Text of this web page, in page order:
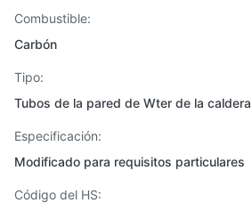
Combustible:
Carbón
Tipo:
Tubos de la pared de Wter de la caldera
Especificación:
Modificado para requisitos particulares
Código del HS: